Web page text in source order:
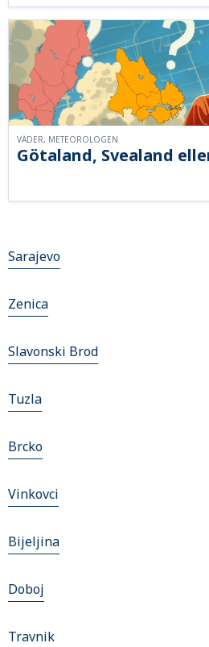
Götaland, Svealand
VÄDER, METEOROLOGEN
Sarajevo
Zenica
Slavonski Brod
Tuzla
Brcko
Vinkovci
Bijeljina
Doboj
Travnik